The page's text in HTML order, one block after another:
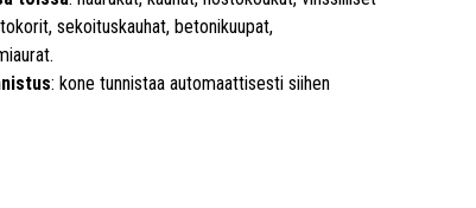
sekoituskauhat, betonikuupat,
: kone tunnistaa automaattisesti siihen